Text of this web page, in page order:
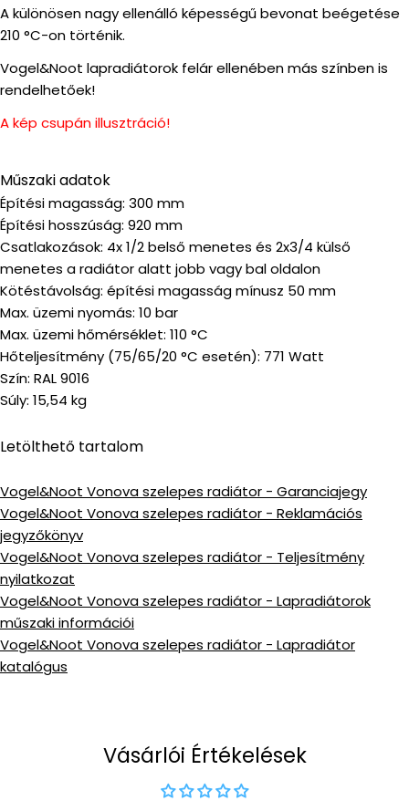
A különösen nagy ellenálló képességű bevonat beégetése
210 °C-on történik.
Vogel&Noot lapradiátorok felár ellenében más színben is
rendelhetőek!
A kép csupán illusztráció!
Műszaki adatok
Építési magasság: 300 mm
Építési hosszúság: 920 mm
Csatlakozások: 4x 1/2 belső menetes és 2x3/4 külső
menetes a radiátor alatt jobb vagy bal oldalon
Kötéstávolság: építési magasság mínusz 50 mm
Max. üzemi nyomás: 10 bar
Max. üzemi hőmérséklet: 110 °C
Hőteljesítmény (75/65/20 °C esetén): 771 Watt
Szín: RAL 9016
Súly: 15,54 kg
Letölthető tartalom
Vogel&Noot Vonova szelepes radiátor - Garanciajegy
Vogel&Noot Vonova szelepes radiátor - Reklamációs
jegyzőkönyv
Vogel&Noot Vonova szelepes radiátor - Teljesítmény
nyilatkozat
Vogel&Noot Vonova szelepes radiátor - Lapradiátorok
műszaki információi
Vogel&Noot Vonova szelepes radiátor - Lapradiátor
katalógus
Vásárlói Értékelések